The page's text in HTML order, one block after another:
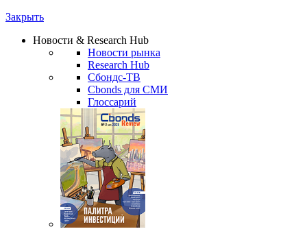
Закрыть
Новости & Research Hub
Новости рынка
Research Hub
Сбондс-ТВ
Cbonds для СМИ
Глоссарий